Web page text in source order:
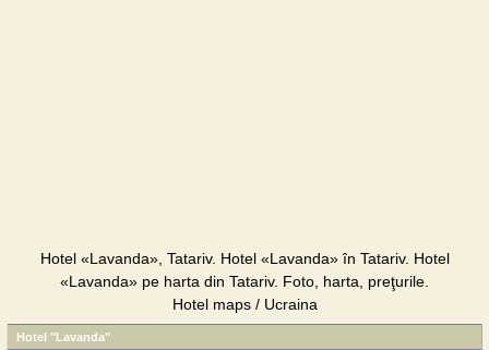
Hotel «Lavanda», Tatariv. Hotel «Lavanda» în Tatariv. Hotel
«Lavanda» pe harta din Tatariv. Foto, harta, preţurile.
Hotel maps / Ucraina
Hotel "Lavanda"